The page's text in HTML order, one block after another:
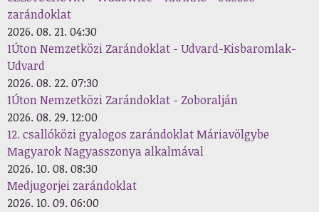
zarándoklat
2026. 08. 21. 04:30
1Úton Nemzetközi Zarándoklat - Udvard-Kisbaromlak-
Udvard
2026. 08. 22. 07:30
1Úton Nemzetközi Zarándoklat - Zoboralján
2026. 08. 29. 12:00
12. csallóközi gyalogos zarándoklat Máriavölgybe
Magyarok Nagyasszonya alkalmával
2026. 10. 08. 08:30
Medjugorjei zarándoklat
2026. 10. 09. 06:00